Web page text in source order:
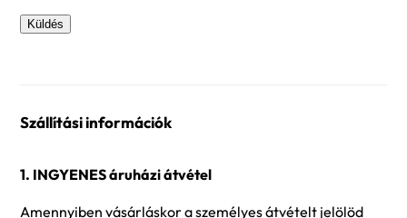
Szállítási információk
1. INGYENES áruházi átvétel
Amennyiben vásárláskor a személyes átvételt jelölöd